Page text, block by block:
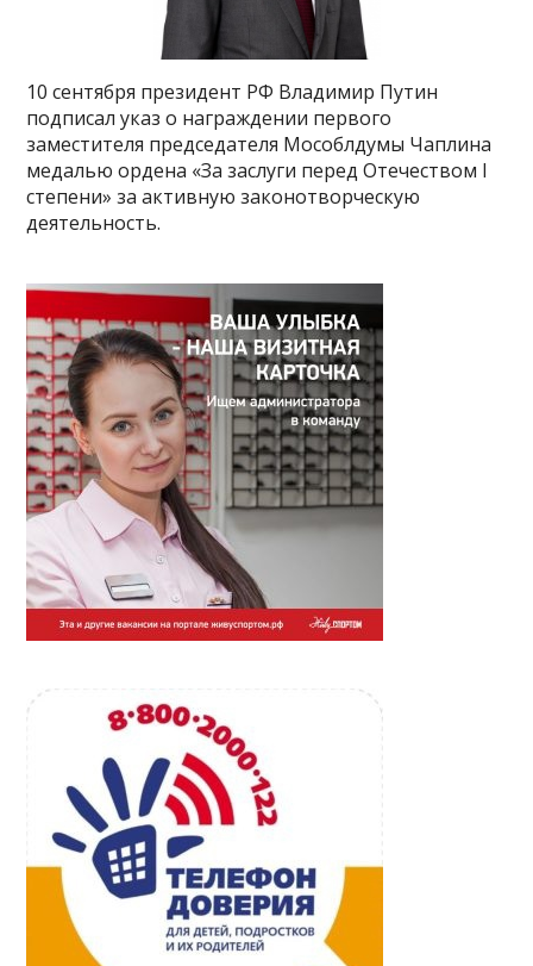
10 сентября президент РФ Владимир Путин
подписал указ о награждении первого
заместителя председателя Мособлдумы Чаплина
медалью ордена «За заслуги перед Отечеством I
степени» за активную законотворческую
деятельность.